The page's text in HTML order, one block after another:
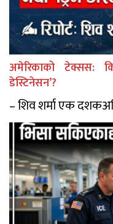
अमेरिकाको टेक्सस:
डेस्टिनेसन’?
– शिव शर्मा एक